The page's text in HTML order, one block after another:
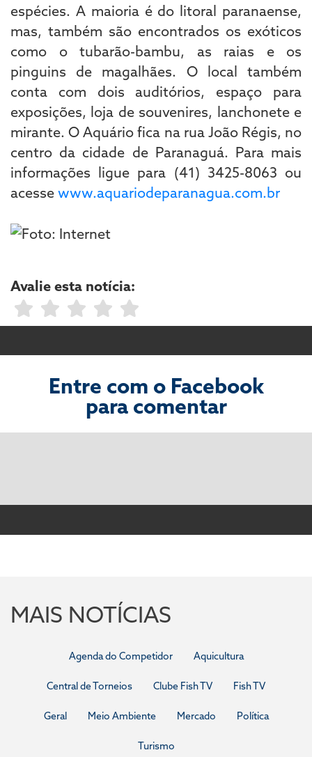
espécies. A maioria é do litoral paranaense,
mas, também são encontrados os exóticos
como o tubarão-bambu, as raias e os
pinguins de magalhães. O local também
conta com dois auditórios, espaço para
exposições, loja de souvenires, lanchonete e
mirante. O Aquário fica na rua João Régis, no
centro da cidade de Paranaguá. Para mais
informações ligue para (41) 3425-8063 ou
acesse www.aquariodeparanagua.com.br
Avalie esta notícia:
Entre com o Facebook
para comentar
MAIS NOTÍCIAS
Agenda do Competidor Aquicultura
Central de Torneios Clube Fish TV Fish TV
Geral Meio Ambiente Mercado Política
Turismo